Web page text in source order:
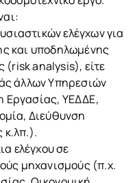
ελέγχων για
και υποδηλωμένης
(risk analysis), είτε
άλλων Υπηρεσιών
Εργασίας, ΥΕΔΔΕ,
Διεύθυνση
κ.λπ.).
ελέγχου σε
μηχανισμούς (π.χ.